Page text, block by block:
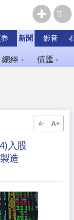
新聞 影音
總經 ▼ 債匯 ▼
A- A+
入股
造